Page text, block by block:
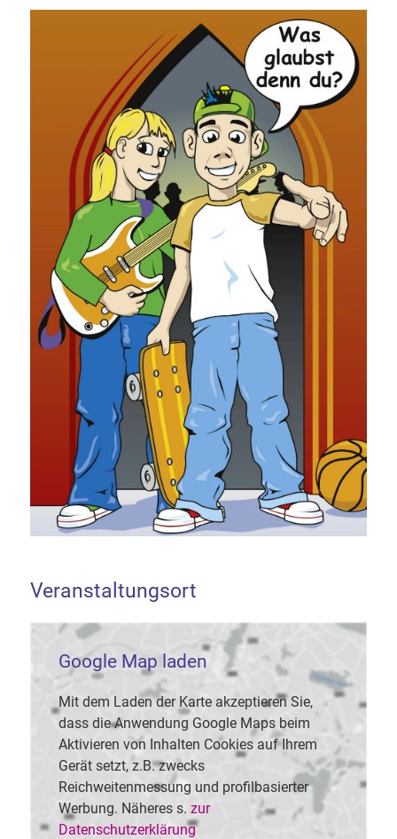
Veranstaltungsort
Google Map laden
Mit dem Laden der Karte akzeptieren Sie,
dass die Anwendung Google Maps beim
Aktivieren von Inhalten Cookies auf Ihrem
Gerät setzt, z.B. zwecks
Reichweitenmessung und profilbasierter
Werbung. Näheres s. zur
Datenschutzerklärung